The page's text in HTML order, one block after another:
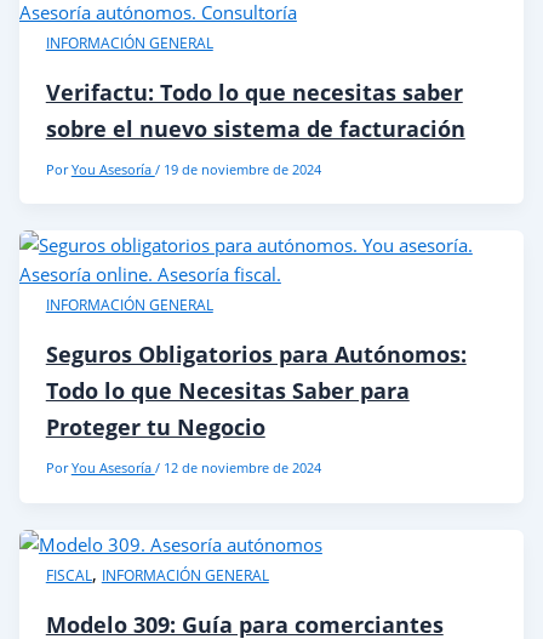
INFORMACIÓN GENERAL
Verifactu: Todo lo que necesitas saber
sobre el nuevo sistema de facturación
PorYou Asesoría / 19 de noviembre de 2024
INFORMACIÓN GENERAL
Seguros Obligatorios para Autónomos:
Todo lo que Necesitas Saber para
Proteger tu Negocio
PorYou Asesoría / 12 de noviembre de 2024
FISCAL, INFORMACIÓN GENERAL
Modelo 309: Guía para comerciantes